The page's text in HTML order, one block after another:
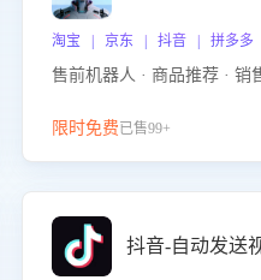
淘宝 | 京东 | 抖音 | 拼多多
售前机器人 · 商品推荐 · 销
限时免费已售99+